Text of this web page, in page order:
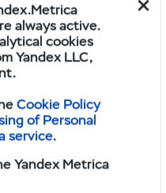
5-ступенчатая
механическая
2-ступенчатая
с электрическим
приводом
пониженной
always active.
cookies
Yandex LLC,
Cookie Policy
of Personal
service.
Yandex Metrica